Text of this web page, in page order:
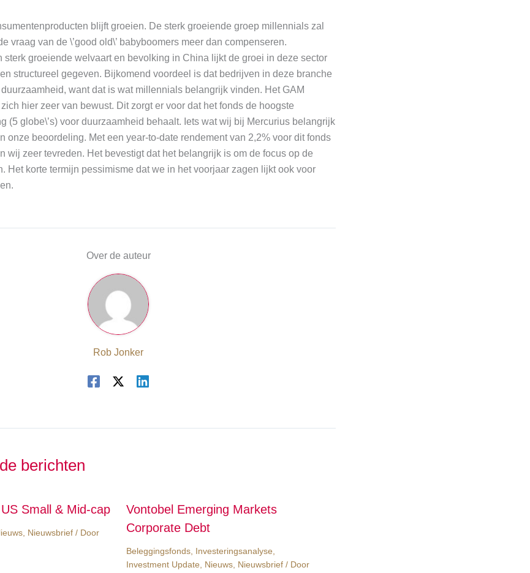
blijft groeien. De sterk groeiende groep millennials zal
vraag van de \’good old\’ babyboomers meer dan compenseren.
sterk groeiende welvaart en bevolking in China lijkt de groei in deze sector
structureel gegeven. Bijkomend voordeel is dat bedrijven in deze branche
want dat is wat millennials belangrijk vinden. Het GAM
hier zeer van bewust. Dit zorgt er voor dat het fonds de hoogste
(5 globe\’s) voor duurzaamheid behaalt. Iets wat wij bij Mercurius belangrijk
onze beoordeling. Met een year-to-date rendement van 2,2% voor dit fonds
wij zeer tevreden. Het bevestigt dat het belangrijk is om de focus op de
Het korte termijn pessimisme dat we in het voorjaar zagen lijkt ook voor
Over de auteur
Rob Jonker
berichten
Small & Mid-cap
Nieuwsbrief / Door
Vontobel Emerging Markets
Corporate Debt
Beleggingsfonds, Investeringsanalyse
Investment Update
Nieuws, Nieuwsbrief/ Door